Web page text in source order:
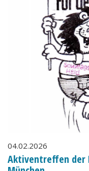
04.02.2026
Aktiventreffen der